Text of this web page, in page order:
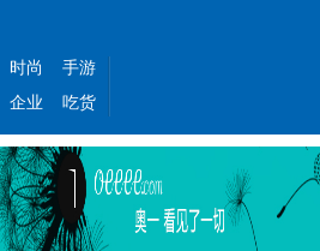
时尚
手游
企业
吃货